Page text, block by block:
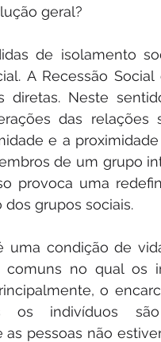
geral?
de isolamento
A Recessão
diretas. Neste
das relações
e a
de um grupo
provoca uma
grupos sociais.
uma condição de
comuns no qual os
o
indivíduos são
pessoas não